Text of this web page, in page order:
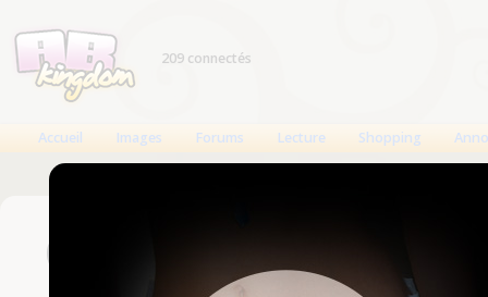
209 connectés
Accueil Images Forums Lecture Shopping
Connexion